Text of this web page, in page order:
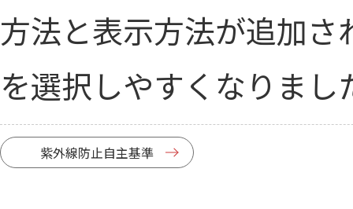
方法と表示方法が追加
を選択しやすくなりまし
紫外線防止自主基準